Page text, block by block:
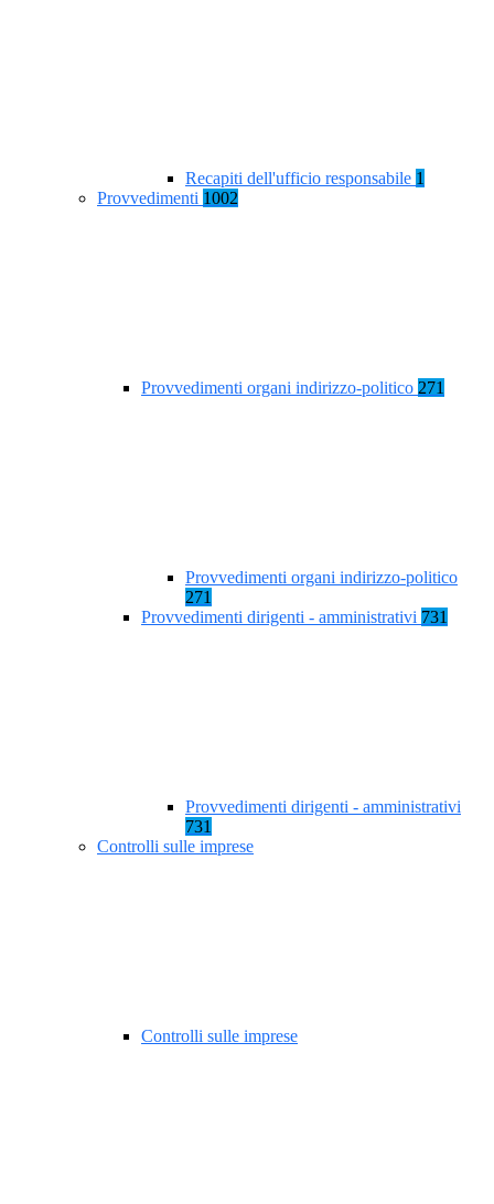
Recapiti dell'ufficio responsabile 1
Provvedimenti 1002
Provvedimenti organi indirizzo-politico 271
Provvedimenti organi indirizzo-politico
271
Provvedimenti dirigenti - amministrativi 731
Provvedimenti dirigenti - amministrativi
731
Controlli sulle imprese
Controlli sulle imprese